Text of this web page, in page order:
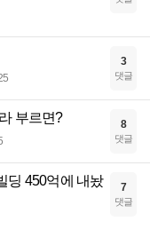
3
댓글
부르면? 8
댓글
딩 450억에 내놨
7
댓글